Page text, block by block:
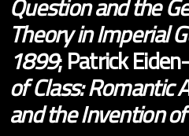
Theory in Imperial
1899; Patrick
of Class: Romantic
and the Invention